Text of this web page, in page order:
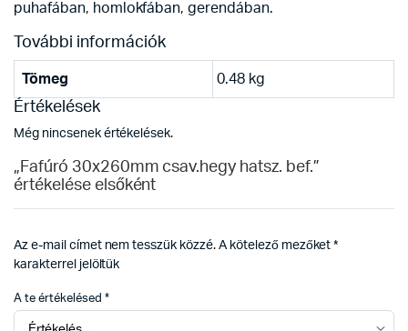
puhafában, homlokfában, gerendában.
További információk
Tömeg 0.48 kg
Értékelések
Még nincsenek értékelések.
„Fafúró 30x260mm csav.hegy hatsz. bef.”
értékelése elsőként
Az e-mail címet nem tesszük közzé. A kötelező mezőket*
karakterrel jelöltük
A te értékelésed *